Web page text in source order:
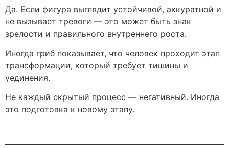
Да. Если фигура выглядит устойчивой, аккуратной и
не вызывает тревоги — это может быть знак
зрелости и правильного внутреннего роста.
Иногда гриб показывает, что человек проходит этап
трансформации, который требует тишины и
уединения.
Не каждый скрытый процесс — негативный. Иногда
это подготовка к новому этапу.